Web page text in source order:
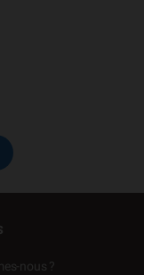
nous ?